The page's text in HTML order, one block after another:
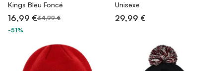
Kings Bleu Foncé
16,99 €34,99 €
-51%
Unisexe
29,99 €